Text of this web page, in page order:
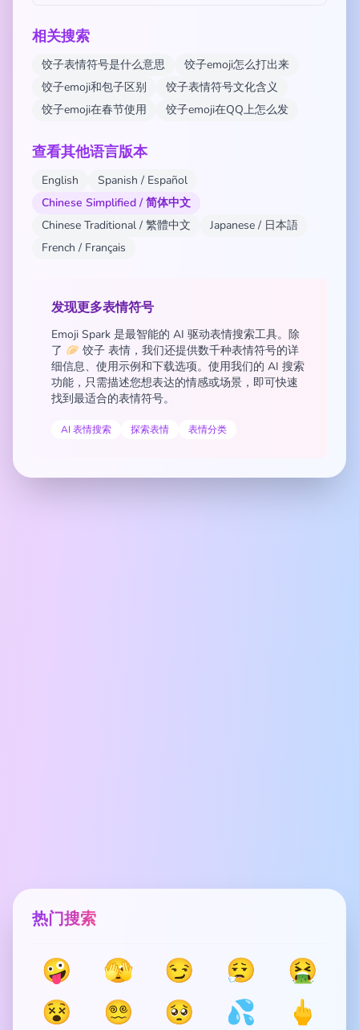
相关搜索
饺子表情符号是什么意思
饺子emoji怎么打出来
饺子emoji和包子区别
饺子表情符号文化含义
饺子emoji在春节使用
饺子emoji在QQ上怎么发
查看其他语言版本
English
Spanish / Español
Chinese Simplified / 简体中文
Chinese Traditional / 繁體中文
Japanese / 日本語
French / Français
发现更多表情符号
Emoji Spark 是最智能的 AI 驱动表情搜索工具。除
了 🥟 饺子 表情，我们还提供数千种表情符号的详
细信息、使用示例和下载选项。使用我们的 AI 搜索
功能，只需描述您想表达的情感或场景，即可快速
找到最适合的表情符号。
AI 表情搜索 探索表情 表情分类
热门搜索
🤪 🫣 😏 😮‍💨
🤮
😵
😵‍💫 🥺 💦 🖕